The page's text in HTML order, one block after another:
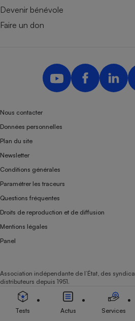
Devenir bénévole
Faire un don
Nous contacter
Données personnelles
Plan du site
Newsletter
Conditions générales
Paramétrer les traceurs
Questions fréquentes
Droits de reproduction et de diffusion
Mentions légales
Panel
Association indépendante de l’État, des
distributeurs depuis 1951.
Tests Actus Services